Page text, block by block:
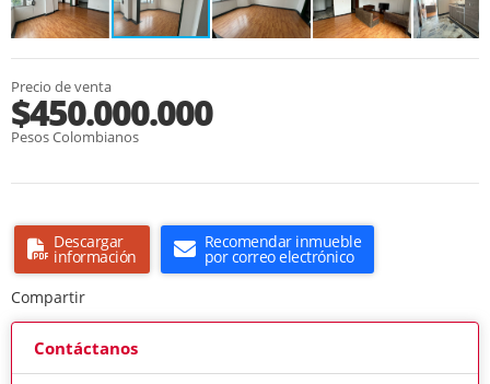
Precio de venta
$450.000.000
Pesos Colombianos
Descargar
información
Recomendar inmueble
por correo electrónico
Compartir
Contáctanos